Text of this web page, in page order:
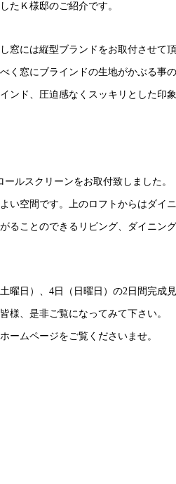
たＫ様邸のご紹介です。
窓には縦型ブランドをお取付させて頂
く窓にブラインドの生地がかぶる事
ンド、圧迫感なくスッキリとした印象
ルスクリーンをお取付致しました。
い空間です。上のロフトからはダイ
ることのできるリビング、ダイニング
曜日）、4日（日曜日）の2日間完成
様、是非ご覧になってみて下さい。
ムページをご覧くださいませ。